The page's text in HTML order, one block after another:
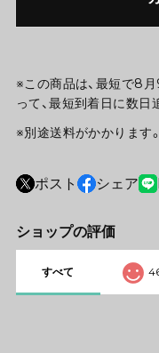
※この商品は、最短で8
って、最短到着日に数日
※別途送料がかかります。
ポスト シェア
ショップの評価
すべて